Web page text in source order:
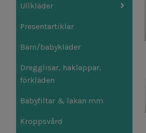
Ullkläder
Presentartiklar
Barn/babykläder
Dregglisar, haklappar,
förkläden
Babyfiltar & lakan mm
Kroppsvård